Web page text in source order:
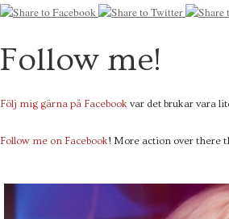
Follow me!
Följ mig gärna på Facebook var det brukar vara
Follow me on Facebook! More action over there